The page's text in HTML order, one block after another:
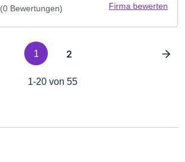
(0 Bewertungen) Firma bewerten
1 2
1-20 von 55